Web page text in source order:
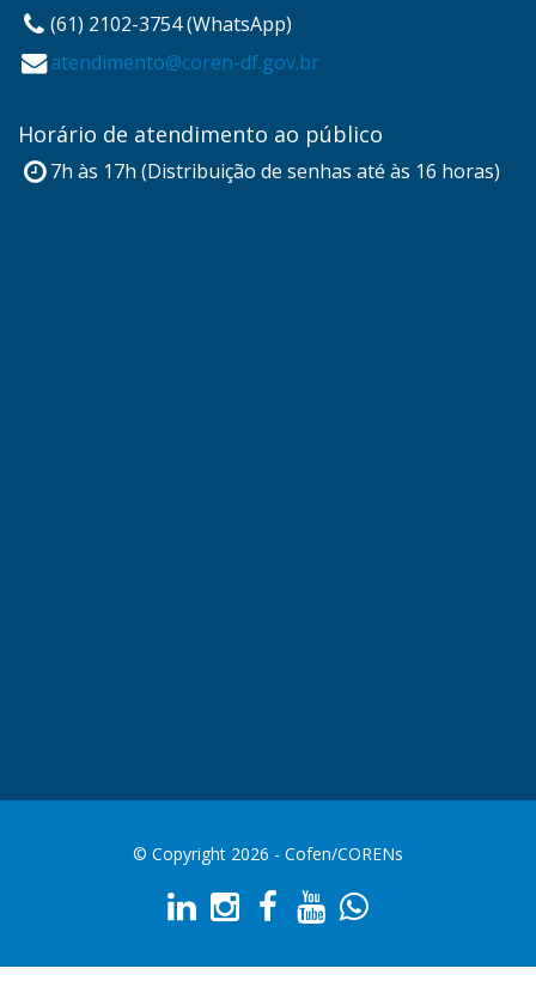
(61) 2102-3754 (WhatsApp)
atendimento@coren-df.gov.br
Horário de atendimento ao público
7h às 17h (Distribuição de senhas até às 16 horas)
© Copyright 2026 - Cofen/CORENs